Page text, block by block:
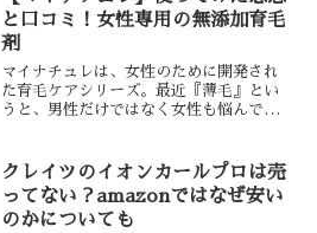
と口コミ！女性専用の無添加育毛
剤
マイナチュレは、女性のために開発され
た育毛ケアシリーズ。最近『薄毛』とい
うと、男性だけではなく女性も悩んでい
が、男性の薄毛よりも女性の薄毛のほう
が 厄介なんだそうです。男...
クレイツのイオンカールプロは売
ってない？amazonではなぜ安い
のかについても